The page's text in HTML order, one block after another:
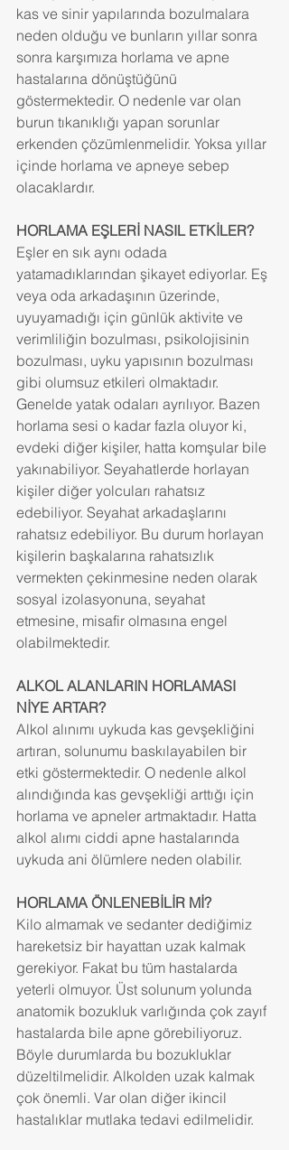
kas ve sinir yapılarında bozulmalara
neden olduğu ve bunların yıllar sonra
sonra karşımıza horlama ve apne
hastalarına dönüştüğünü
göstermektedir. O nedenle var olan
burun tıkanıklığı yapan sorunlar
erkenden çözümlenmelidir. Yoksa yıllar
içinde horlama ve apneye sebep
olacaklardır.
HORLAMA EŞLERİ NASIL ETKİLER?
Eşler en sık aynı odada
yatamadıklarından şikayet ediyorlar. Eş
veya oda arkadaşının üzerinde,
uyuyamadığı için günlük aktivite ve
verimliliğin bozulması, psikolojisinin
bozulması, uyku yapısının bozulması
gibi olumsuz etkileri olmaktadır.
Genelde yatak odaları ayrılıyor. Bazen
horlama sesi o kadar fazla oluyor ki,
evdeki diğer kişiler, hatta komşular bile
yakınabiliyor. Seyahatlerde horlayan
kişiler diğer yolcuları rahatsız
edebiliyor. Seyahat arkadaşlarını
rahatsız edebiliyor. Bu durum horlayan
kişilerin başkalarına rahatsızlık
vermekten çekinmesine neden olarak
sosyal izolasyonuna, seyahat
etmesine, misafir olmasına engel
olabilmektedir.
ALKOL ALANLARIN HORLAMASI
NİYE ARTAR?
Alkol alınımı uykuda kas gevşekliğini
artıran, solunumu baskılayabilen bir
etki göstermektedir. O nedenle alkol
alındığında kas gevşekliği arttığı için
horlama ve apneler artmaktadır. Hatta
alkol alımı ciddi apne hastalarında
uykuda ani ölümlere neden olabilir.
HORLAMA ÖNLENEBİLİR Mİ?
Kilo almamak ve sedanter dediğimiz
hareketsiz bir hayattan uzak kalmak
gerekiyor. Fakat bu tüm hastalarda
yeterli olmuyor. Üst solunum yolunda
anatomik bozukluk varlığında çok zayıf
hastalarda bile apne görebiliyoruz.
Böyle durumlarda bu bozukluklar
düzeltilmelidir. Alkolden uzak kalmak
çok önemli. Var olan diğer ikincil
hastalıklar mutlaka tedavi edilmelidir.